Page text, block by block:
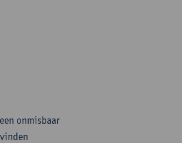
onmisbaar